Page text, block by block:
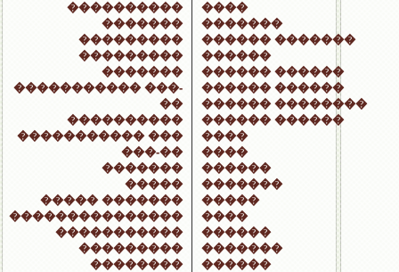
����������
�������
���������
���������
�������
����������� ���-
��
����������
����������� ���
���-��
�������
�����
����� �������
���������������
�����������
���������
��������
����
�������
������ �������
������
������ ������
������ ������
������ ��������
������ ������
����
����
������
�������
�����
����
������
�������
������